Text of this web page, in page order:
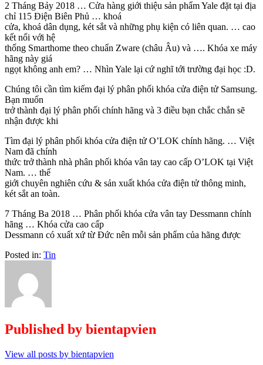
2 Tháng Bảy 2018 … Cửa hàng giới thiệu sản phẩm Yale đặt tại địa
chỉ 115 Điện Biên Phủ … khoá
cửa, khoá dân dụng, két sắt và những phụ kiện có liên quan. … cao
kết nối với hệ
thống Smarthome theo chuẩn Zware (châu Âu) và …. Khóa xe máy
hãng này giá
ngọt không anh em? … Nhìn Yale lại cứ nghĩ tới trường đại học :D.
Chúng tôi cần tìm kiếm đại lý phân phối khóa cửa điện tử Samsung.
Bạn muốn
trở thành đại lý phân phối chính hãng và 3 điều bạn chắc chắn sẽ
nhận được khi
Tìm đại lý phân phối khóa cửa điện tử O’LOK chính hãng. … Việt
Nam đã chính
thức trở thành nhà phân phối khóa vân tay cao cấp O’LOK tại Việt
Nam. … thế
giới chuyên nghiên cứu & sản xuất khóa cửa điện tử thông minh,
két sắt an toàn.
7 Tháng Ba 2018 … Phân phối khóa cửa vân tay Dessmann chính
hãng … Khóa cửa cao cấp
Dessmann có xuất xứ từ Đức nên mỗi sản phẩm của hãng được
Posted in: Tin
Published by bientapvien
View all posts by bientapvien